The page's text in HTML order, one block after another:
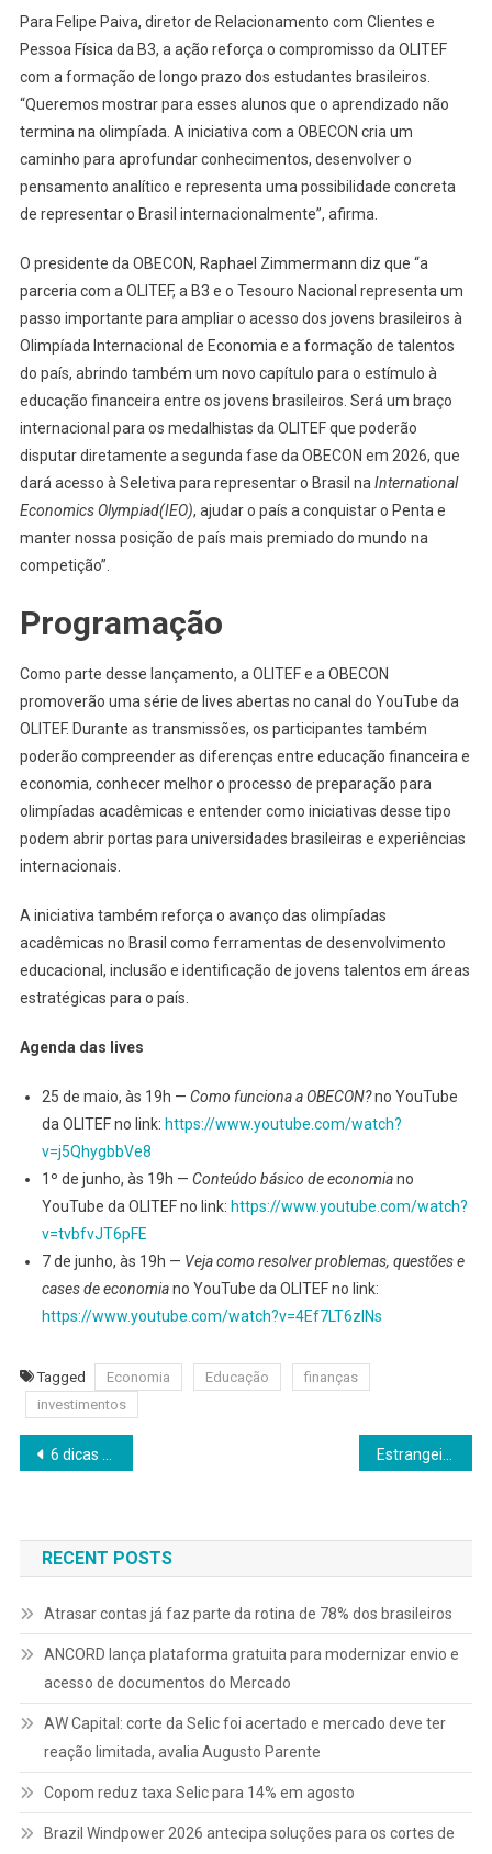
Para Felipe Paiva, diretor de Relacionamento com Clientes e
Pessoa Física da B3, a ação reforça o compromisso da OLITEF
com a formação de longo prazo dos estudantes brasileiros.
“Queremos mostrar para esses alunos que o aprendizado não
termina na olimpíada. A iniciativa com a OBECON cria um
caminho para aprofundar conhecimentos, desenvolver o
pensamento analítico e representa uma possibilidade concreta
de representar o Brasil internacionalmente”, afirma.
O presidente da OBECON, Raphael Zimmermann diz que “a
parceria com a OLITEF, a B3 e o Tesouro Nacional representa um
passo importante para ampliar o acesso dos jovens brasileiros à
Olimpíada Internacional de Economia e a formação de talentos
do país, abrindo também um novo capítulo para o estímulo à
educação financeira entre os jovens brasileiros. Será um braço
internacional para os medalhistas da OLITEF que poderão
disputar diretamente a segunda fase da OBECON em 2026, que
dará acesso à Seletiva para representar o Brasil na International
Economics Olympiad(IEO), ajudar o país a conquistar o Penta e
manter nossa posição de país mais premiado do mundo na
competição”.
Programação
Como parte desse lançamento, a OLITEF e a OBECON
promoverão uma série de lives abertas no canal do YouTube da
OLITEF. Durante as transmissões, os participantes também
poderão compreender as diferenças entre educação financeira e
economia, conhecer melhor o processo de preparação para
olimpíadas acadêmicas e entender como iniciativas desse tipo
podem abrir portas para universidades brasileiras e experiências
internacionais.
A iniciativa também reforça o avanço das olimpíadas
acadêmicas no Brasil como ferramentas de desenvolvimento
educacional, inclusão e identificação de jovens talentos em áreas
estratégicas para o país.
Agenda das lives
25 de maio, às 19h — Como funciona a OBECON?no YouTube
da OLITEF no link: https://www.youtube.com/watch?
v=j5QhygbbVe8
1º de junho, às 19h — Conteúdo básico de economiano
YouTube da OLITEF no link: https://www.youtube.com/watch?
v=tvbfvJT6pFE
7 de junho, às 19h — Veja como resolver problemas, questões e
cases de economiano YouTube da OLITEF no link:
https://www.youtube.com/watch?v=4Ef7LT6zINs
Tagged Economia Educação
finanças
investimentos
Navegação
Post
6 dicas para não cair nos golpes do precatório e do falso advogado
RECENT POSTS
Atrasar contas já faz parte da rotina de 78% dos brasileiros
ANCORD lança plataforma gratuita para modernizar envio e
acesso de documentos do Mercado
AW Capital: corte da Selic foi acertado e mercado deve ter
reação limitada, avalia Augusto Parente
Copom reduz taxa Selic para 14% em agosto
Brazil Windpower 2026 antecipa soluções para os cortes de